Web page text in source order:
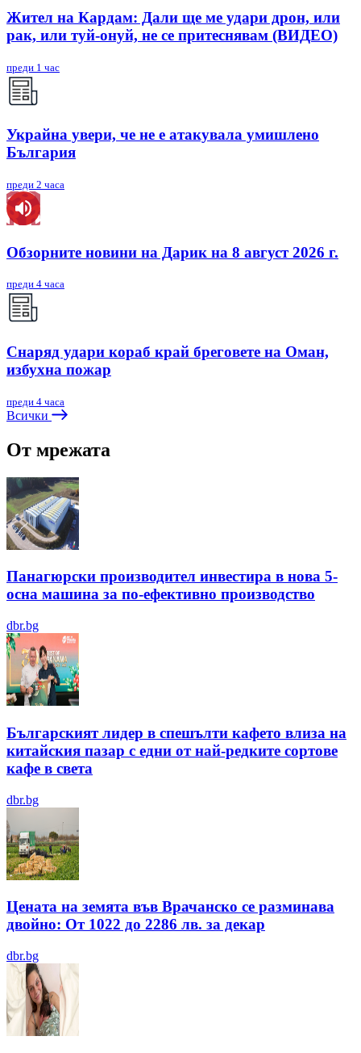
Жител на Кардам: Дали ще ме удари дрон, или
рак, или туй-онуй, не се притеснявам (ВИДЕО)
преди 1 час
Украйна увери, че не е атакувала умишлено
България
преди 2 часа
Обзорните новини на Дарик на 8 август 2026 г.
преди 4 часа
Снаряд удари кораб край бреговете на Оман,
избухна пожар
преди 4 часа
Всички
От мрежата
Панагюрски производител инвестира в нова 5-
осна машина за по-ефективно производство
dbr.bg
Българският лидер в спешълти кафето влиза на
китайския пазар с едни от най-редките сортове
кафе в света
dbr.bg
Цената на земята във Врачанско се разминава
двойно: От 1022 до 2286 лв. за декар
dbr.bg